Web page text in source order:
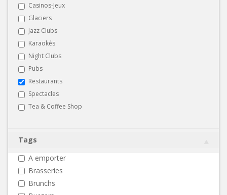
Casinos-Jeux
Glaciers
Jazz Clubs
Karaokés
Night Clubs
Pubs
Restaurants
Spectacles
Tea & Coffee Shop
Tags
A emporter
Brasseries
Brunchs